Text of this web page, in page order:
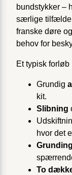
bundstykker –
særlige tilfælde,
franske døre
behov for
Et typisk forløb
Grundig
kit.
Slibning
hvor det
Grunding
To